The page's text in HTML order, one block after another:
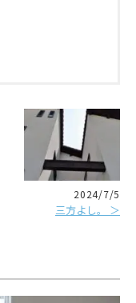
2024/7/5
三方よし。 ＞